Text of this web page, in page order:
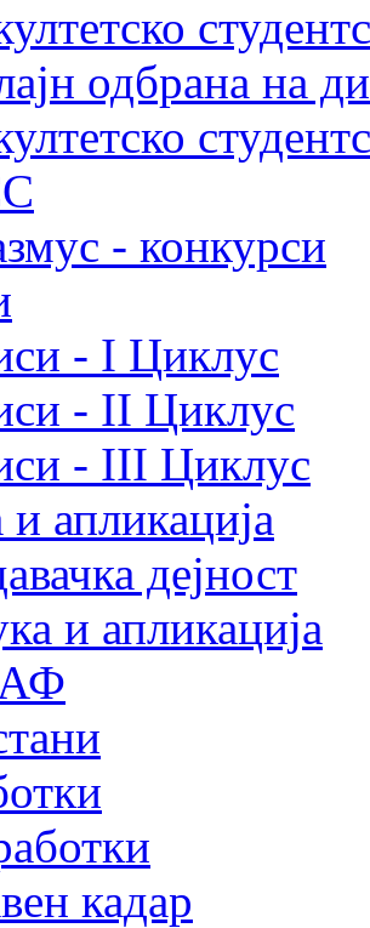
одбрана на
- конкурси
- I Циклус
- II Циклус
- III Циклус
апликација
дејност
и апликација
кадар